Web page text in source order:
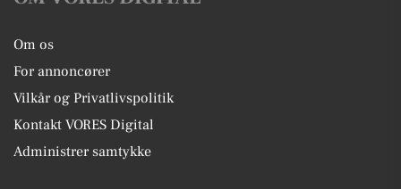
Om os
For annoncører
Vilkår og Privatlivspolitik
Kontakt VORES Digital
Administrer samtykke